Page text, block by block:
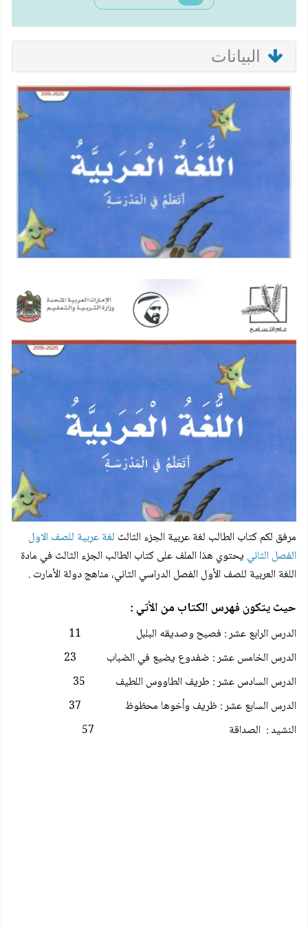
البيانات
مرفق لكمكتاب الطالب لغة عربية الجزء الثالث لغة عربية للصف الاول
الفصل الثاني يحتوي هذا الملف علىكتاب الطالب الجزء الثالثفي مادة
اللغة العربية للصف الأول الفصل الدراسي الثاني، مناهج دولة الأمارت .
حيث يتكون فهرس الكتاب من الأتي :
الدرس الرابع عشر : فصيح وصديقه البلبل 11
الدرس الخامس عشر : ضفدوع يضيع في الضباب 23
الدرس السادس عشر : طريف الطاووس اللطيف 35
الدرس السابع عشر : ظريف وأخوها محظوظ 37
النشيد : الصداقة 57